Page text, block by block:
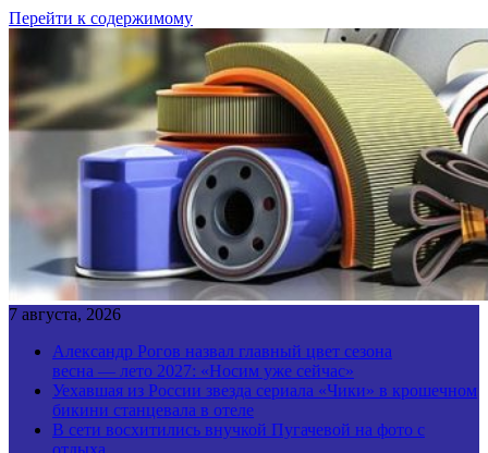
Перейти к содержимому
7 августа, 2026
Александр Рогов назвал главный цвет сезона
весна — лето 2027: «Носим уже сейчас»
Уехавшая из России звезда сериала «Чики» в крошечном
бикини станцевала в отеле
В сети восхитились внучкой Пугачевой на фото с
отдыха